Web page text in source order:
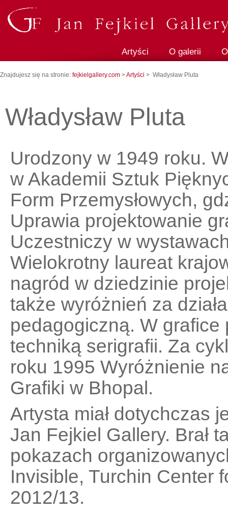
Artyści O galerii
Znajdujesz się na stronie: fejkielgallery.com >Artyści > Władysław Pluta
Władysław Pluta
Urodzony w 1949 roku.
w Akademii Sztuk
Form Przemysłowych,
Uprawia projektowanie
Uczestniczy w
Wielokrotny laureat
nagród w dziedzinie
także wyróżnień za
pedagogiczną. W grafice
techniką serigrafii. Za
roku 1995 Wyróżnienie
Grafiki w Bhopal.
Artysta miał dotychczas
Jan Fejkiel Gallery. Brał
pokazach
Invisible, Turchin Center
2012/13.